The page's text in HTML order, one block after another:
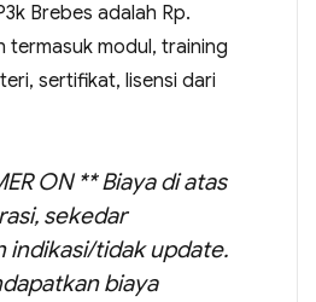
Brebes adalah Rp.
termasuk modul, training
sertifikat, lisensi dari
ON ** Biaya di atas
sekedar
indikasi/tidak update.
biaya